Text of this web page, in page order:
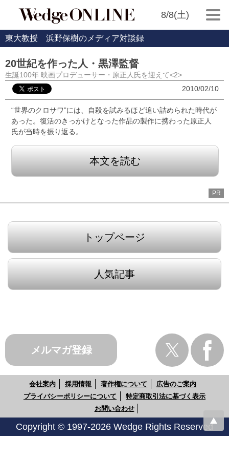
8/8(土)
東大教授 浜野保樹のメディア対談録
20世紀を作った人・黒澤監督
生誕100年 映画プロデューサー・原正人氏を迎えて<2>
2010/02/10
“世界のクロサワ”には、自殺を試みるほど追い詰められた時代が
あった。復活のきっかけとなった作品の製作に携わった原正人
氏が当時を振り返る。
本文を読む
PR
トップページ
人気記事
メルマガ登録
会社案内 採用情報 著作権について
広告のご案内
プライバシーポリシーについて
特定商取引法に基づく表示
お問い合わせ
Copyright © 1997-2026 Wedge Rights Reserved